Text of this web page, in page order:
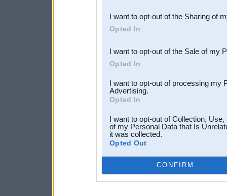
Downstream Participants
third parties.
I want to opt-out of the Sharing of
Opted In
I want to opt-out of the Sale of my
Opted In
I want to opt-out of processing my
Advertising.
Opted In
I want to opt-out of Collection,
of my Personal Data that Is
it was collected.
Opted Out
CONFIRM